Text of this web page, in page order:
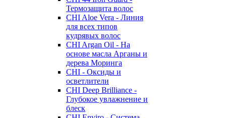
Термозащита волос
CHI Aloe Vera - Линия
для всех типов
кудрявых волос
CHI Argan Oil - На
основе масла Арганы и
дерева Моринга
CHI - Оксиды и
осветлители
CHI Deep Brilliance -
Глубокое увлажнение и
блеск